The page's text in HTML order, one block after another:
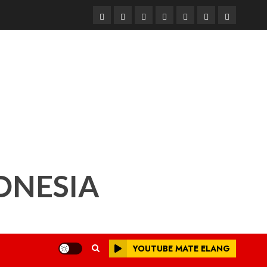
BerandaNasionalDaerahHukum
dan
Pendidikan
Box
Redaksi
Iklan
YOUTUBE MATE ELANG